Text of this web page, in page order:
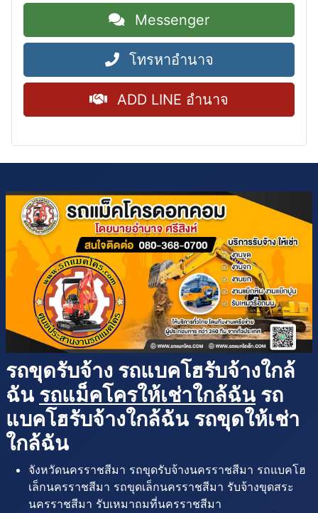
Messenger
โทรหาอำนาจ
ADD LINE อำนาจ
รถขุดรับจ้าง รถแบคโฮรับจ้างใกล้
ฉัน รถแม็คโครให้เช่าใกล้ฉัน รถ
แบคโฮรับจ้างใกล้ฉัน รถขุดให้เช่า
ใกล้ฉัน
จังหวัดนครราชสีมา รถขุดรับจ้างนครราชสีมา รถแบคโฮ
เล็กนครราชสีมา รถขุดเล็กนครราชสีมา รับจ้างขุดสระ
นครราชสีมา รับเหมาถมที่นครราชสีมา